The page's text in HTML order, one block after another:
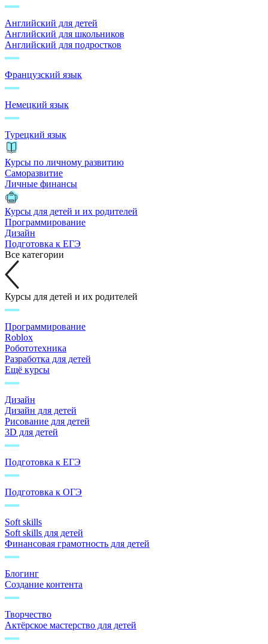
Английский для детей
Английский для школьников
Английский для подростков
Французский язык
Немецкий язык
Турецкий язык
Курсы по личному развитию
Саморазвитие
Личные финансы
Курсы для детей и их родителей
Программирование
Дизайн
Подготовка к ЕГЭ
Все категории
Курсы для детей и их родителей
Программирование
Roblox
Робототехника
Разработка для детей
Ещё курсы
Дизайн
Дизайн для детей
Рисование для детей
3D для детей
Подготовка к ЕГЭ
Подготовка к ОГЭ
Soft skills
Soft skills для детей
Финансовая грамотность для детей
Блогинг
Создание контента
Творчество
Актёрское мастерство для детей